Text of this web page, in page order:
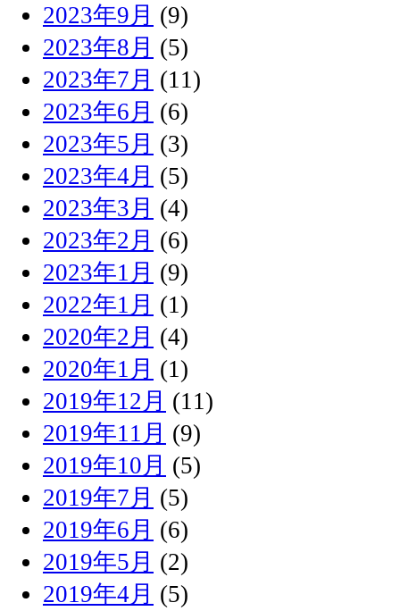
2023年9月 (9)
2023年8月 (5)
2023年7月 (11)
2023年6月 (6)
2023年5月 (3)
2023年4月 (5)
2023年3月 (4)
2023年2月 (6)
2023年1月 (9)
2022年1月 (1)
2020年2月 (4)
2020年1月 (1)
2019年12月 (11)
2019年11月 (9)
2019年10月 (5)
2019年7月 (5)
2019年6月 (6)
2019年5月 (2)
2019年4月 (5)